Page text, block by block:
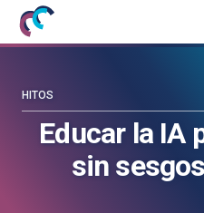
Mujeres
con
blog
Educar la IA
sin
HITOS